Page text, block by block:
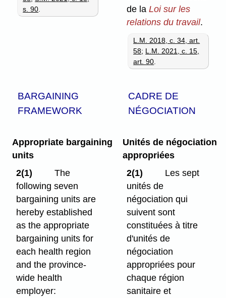
s. 90
de laLoi sur les
relations du travail.
L.M. 2018, c. 34, art.
58; L.M. 2021, c. 15,
art. 90
BARGAINING
FRAMEWORK
CADRE DE
NÉGOCIATION
Appropriate bargaining
units
2(1)
The
following seven
bargaining units are
hereby established
as the appropriate
bargaining units for
each health region
and the province-
wide health
employer:
Unités de négociation
appropriées
2(1)
Les sept
unités de
négociation qui
suivent sont
constituées à titre
d'unités de
négociation
appropriées pour
chaque région
sanitaire et